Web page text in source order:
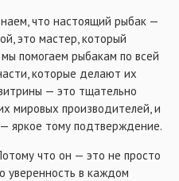
что настоящий рыбак —
это мастер, который
помогаем рыбакам по всей
которые делают их
— это тщательно
мировых производителей, и
яркое тому подтверждение.
что он — это не просто
уверенность в каждом